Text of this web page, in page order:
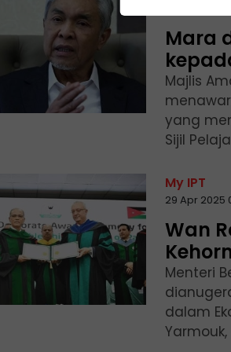
Mara
Majlis
yang
Sijil
My IPT
29 Apr 2025
Wan
Menteri
dalam